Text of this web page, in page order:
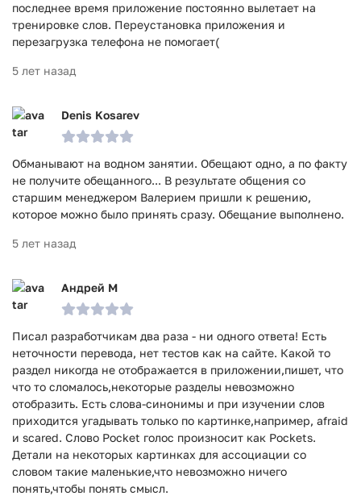
последнее время приложение постоянно вылетает на
тренировке слов. Переустановка приложения и
перезагрузка телефона не помогает(
5 лет назад
Denis Kosarev
Обманывают на водном занятии. Обещают одно, а по факту
не получите обещанного... В результате общения со
старшим менеджером Валерием пришли к решению,
которое можно было принять сразу. Обещание выполнено.
5 лет назад
Андрей М
Писал разработчикам два раза - ни одного ответа! Есть
неточности перевода, нет тестов как на сайте. Какой то
раздел никогда не отображается в приложении,пишет, что
что то сломалось,некоторые разделы невозможно
отобразить. Есть слова-синонимы и при изучении слов
приходится угадывать только по картинке,например, afraid
и scared. Слово Pocket голос произносит как Pockets.
Детали на некоторых картинках для ассоциации со
словом такие маленькие,что невозможно ничего
понять,чтобы понять смысл.